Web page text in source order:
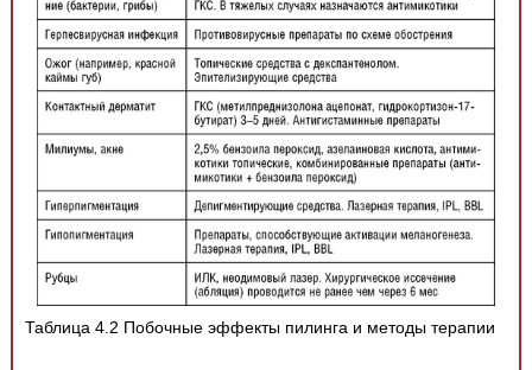
Таблица 4.2 Побочные эффекты пилинга и методы терапии